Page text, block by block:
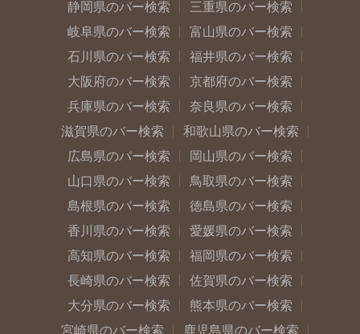
静岡県のバー検索
三重県のバー検索
岐阜県のバー検索
富山県のバー検索
石川県のバー検索
福井県のバー検索
大阪府のバー検索
京都府のバー検索
兵庫県のバー検索
奈良県のバー検索
滋賀県のバー検索
和歌山県のバー検索
広島県のバー検索
岡山県のバー検索
山口県のバー検索
鳥取県のバー検索
島根県のバー検索
徳島県のバー検索
香川県のバー検索
愛媛県のバー検索
高知県のバー検索
福岡県のバー検索
長崎県のバー検索
佐賀県のバー検索
大分県のバー検索
熊本県のバー検索
宮崎県のバー検索
鹿児島県のバー検索